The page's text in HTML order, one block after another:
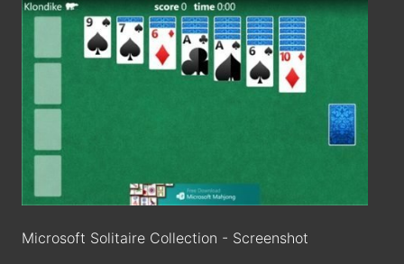
Microsoft Solitaire Collection - Screenshot